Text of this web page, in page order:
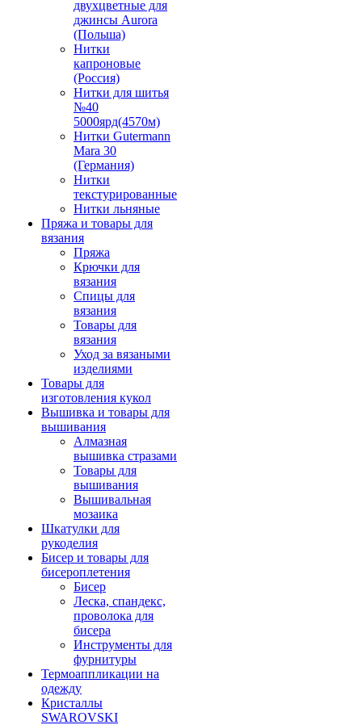
двухцветные для
джинсы Aurora
(Польша)
Нитки
капроновые
(Россия)
Нитки для шитья
№40
5000ярд(4570м)
Нитки Gutermann
Mara 30
(Германия)
Нитки
текстурированные
Нитки льняные
Пряжа и товары для
вязания
Пряжа
Крючки для
вязания
Спицы для
вязания
Товары для
вязания
Уход за вязаными
изделиями
Товары для
изготовления кукол
Вышивка и товары для
вышивания
Алмазная
вышивка стразами
Товары для
вышивания
Вышивальная
мозаика
Шкатулки для
рукоделия
Бисер и товары для
бисероплетения
Бисер
Леска, спандекс,
проволока для
бисера
Инструменты для
фурнитуры
Термоаппликации на
одежду
Кристаллы
SWAROVSKI